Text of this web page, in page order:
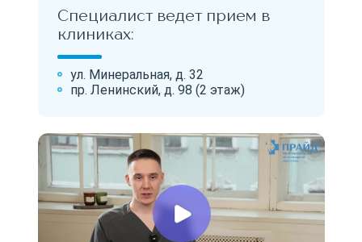
Специалист ведет прием в
клиниках:
ул. Минеральная, д. 32
пр. Ленинский, д. 98 (2 этаж)